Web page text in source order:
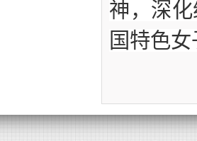
神，深
国特色